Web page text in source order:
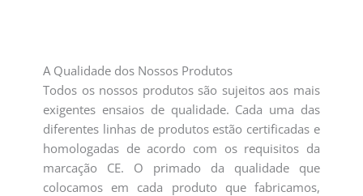
A Qualidade dos Nossos Produtos
Todos os nossos produtos são sujeitos aos mais
exigentes ensaios de qualidade. Cada uma das
diferentes linhas de produtos estão certificadas e
homologadas de acordo com os requisitos da
marcação CE. O primado da qualidade que
colocamos em cada produto que fabricamos,